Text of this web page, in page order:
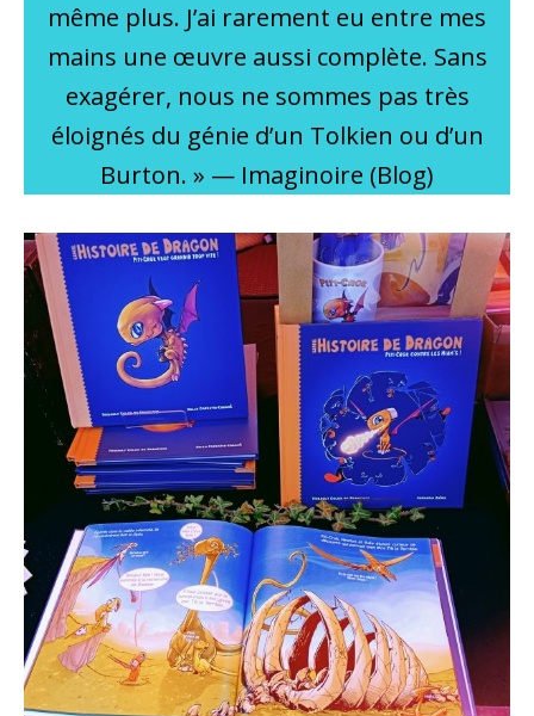
même plus. J’ai rarement eu entre mes
mains une œuvre aussi complète. Sans
exagérer, nous ne sommes pas très
éloignés du génie d’un Tolkien ou d’un
Burton. » — Imaginoire (Blog)